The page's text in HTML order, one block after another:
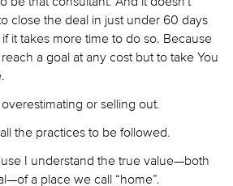
close the deal in just under 60 days
it takes more time to do so. Because
a goal at any cost but to take You
or selling out.
the practices to be followed.
I understand the true value—both
a place we call “home”.